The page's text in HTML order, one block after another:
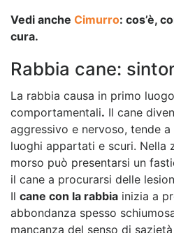
Vedi anche Cimurro: cos’è,
cura.
Rabbia cane:
La rabbia causa in primo
comportamentali. Il cane
aggressivo e nervoso, tende
luoghi appartati e scuri. Nella
morso può presentarsi un
il cane a procurarsi delle
Il cane con la rabbia inizia a
abbondanza spesso
mancanza del senso di